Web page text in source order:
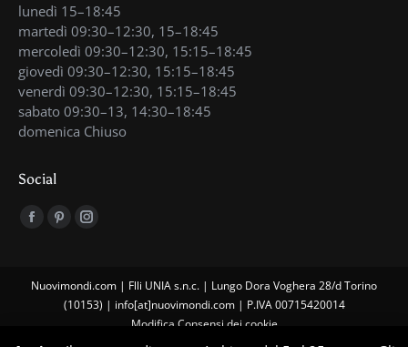
lunedì 15–18:45
martedì 09:30–12:30, 15–18:45
mercoledì 09:30–12:30, 15:15–18:45
giovedì 09:30–12:30, 15:15–18:45
venerdì 09:30–12:30, 15:15–18:45
sabato 09:30–13, 14:30–18:45
domenica Chiuso
Social
Find us on:
Facebook
Pinterest
in
Instagram
in
Nuovimondi.com | Flli UNIA s.n.c. | Lungo Dora Voghera 28/d Torino
(10153) | info[at]nuovimondi.com | P.IVA 00715420014
Modifica Consensi dei cookie